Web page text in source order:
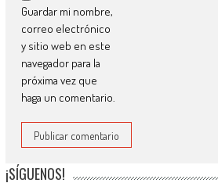
Guardar mi nombre,
correo electrónico
y sitio web en este
navegador para la
próxima vez que
haga un comentario.
¡SÍGUENOS!